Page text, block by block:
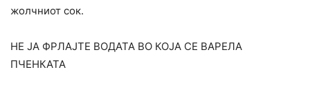
жолчниот сок.
НЕ ЈА ФРЛАЈТЕ ВОДАТА ВО КОЈА СЕ ВАРЕЛА
ПЧЕНКАТА